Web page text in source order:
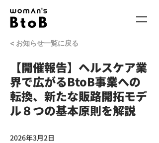
< お知らせ一覧に戻る
【開催報告】ヘルスケア業
界で広がるBtoB事業への
転換、新たな販路開拓モデ
ル８つの基本原則を解説
2026年3月2日